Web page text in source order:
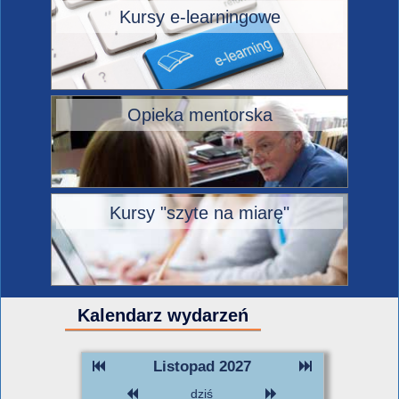
Kursy e-learningowe
Opieka mentorska
Kursy "szyte na miarę"
Kalendarz wydarzeń
Listopad 2027
dziś